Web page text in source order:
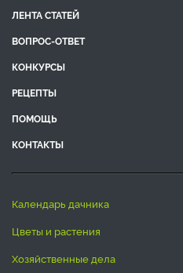
ЛЕНТА СТАТЕЙ
ВОПРОС-ОТВЕТ
КОНКУРСЫ
РЕЦЕПТЫ
ПОМОЩЬ
КОНТАКТЫ
календарь дачника
цветы и растения
хозяйственные дела